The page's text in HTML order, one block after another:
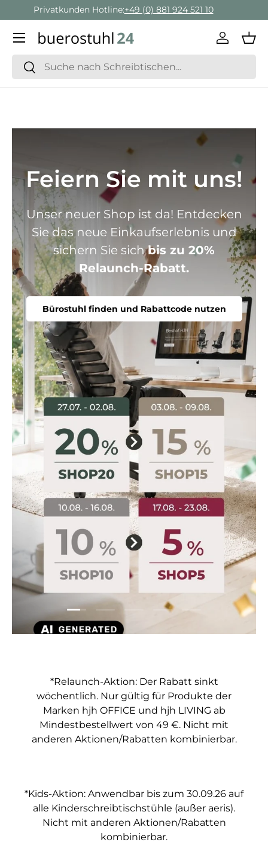
Direkt zum Inhalt
Geschäftskunden Beratung:+ 49 (0) 881 924 521 22
Suchen
Suchen
Menü
Feiern Sie mit uns!
Unser neuer Shop ist da! Entdecken
Sie das neue Einkaufserlebnis und
sichern Sie sichbis zu 20%
Relaunch-Rabatt.
Bürostuhl finden und Rabattcode nutzen
Folie laden 1 von 5
Folie laden 2 von 5
Folie laden 3 von 5
Folie laden 4 von 5
Folie laden 5
*Relaunch-Aktion: Der Rabatt sinkt
wöchentlich. Nur gültig für Produkte der
Marken hjh OFFICE und hjh LIVING ab
Mindestbestellwert von 49 €. Nicht mit
anderen Aktionen/Rabatten kombinierbar.
*Kids-Aktion: Anwendbar bis zum 30.09.26 auf
alle Kinderschreibtischstühle (außer aeris).
Nicht mit anderen Aktionen/Rabatten
kombinierbar.